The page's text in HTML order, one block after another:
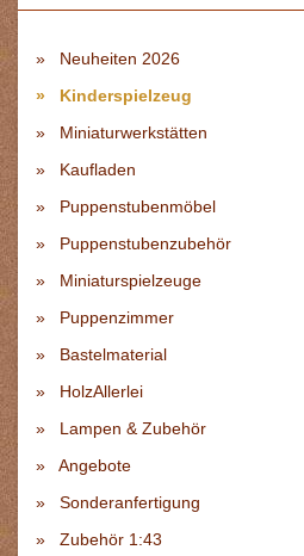
Neuheiten 2026
Kinderspielzeug
Miniaturwerkstätten
Kaufladen
Puppenstubenmöbel
Puppenstubenzubehör
Miniaturspielzeuge
Puppenzimmer
Bastelmaterial
HolzAllerlei
Lampen & Zubehör
Angebote
Sonderanfertigung
Zubehör 1:43